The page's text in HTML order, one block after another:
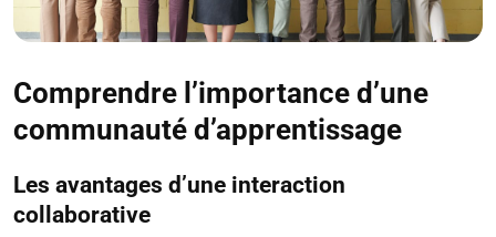
Comprendre l’importance d’une
communauté d’apprentissage
Les avantages d’une interaction
collaborative